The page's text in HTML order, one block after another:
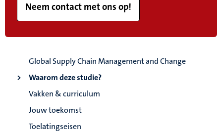
Neem contact met ons op!
Global Supply Chain Management and Change
Waarom deze studie?
Vakken & curriculum
Jouw toekomst
Toelatingseisen